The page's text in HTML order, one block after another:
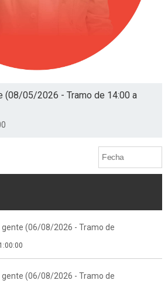
(08/05/2026 - Tramo de 14:00 a
gente (06/08/2026 - Tramo de
gente (06/08/2026 - Tramo de